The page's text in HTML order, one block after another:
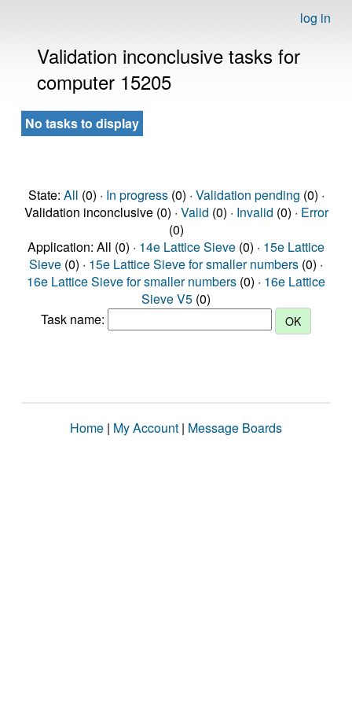
log in
Validation inconclusive tasks for
computer 15205
No tasks to display
State: All (0) · In progress(0) · Validation pending (0) ·
Validation inconclusive (0) · Valid (0) · Invalid (0) · Error
(0)
Application: All (0) · 14e Lattice Sieve (0) · 15e Lattice
Sieve (0) · 15e Lattice Sieve for smaller numbers (0) ·
16e Lattice Sieve for smaller numbers (0) · 16e Lattice
Sieve V5 (0)
Task name:
Home | My Account | Message Boards